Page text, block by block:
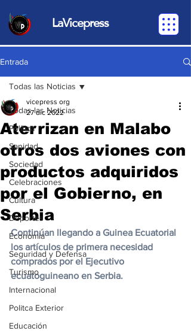
LaVicepress
Entrada
Todas las Noticias
Política
Sanidad
Sociedad
Celebraciones
Cultura
Deportes
Economia
Seguridad y Defensa
Turismo
Internacional
Politca Exterior
Educación
Todas las Noticias
Aterrizan en Malabo
otros dos aviones con
productos adquiridos
por el Gobierno, en
Serbia
vicepress org
27 dic 2022
Continúan llegando a Guinea Ecuatorial
los artículos de primera necesidad
comprados por el Ejecutivo
ecuatoguineano en Serbia.